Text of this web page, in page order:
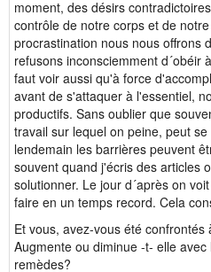
moment, des désirs
contrôle de notre corps et de
procrastination nous nous offrons
refusons inconsciemment d´obéir
faut voir aussi qu'à force
avant de s'attaquer à l'essentiel,
productifs. Sans oublier que
travail sur lequel on peine, peut
lendemain les barrières peuvent
souvent quand j'écris des articles
solutionner. Le jour d´après on
faire en un temps record. Cela
Et vous, avez-vous été confrontés
Augmente ou diminue -t- elle
remèdes?